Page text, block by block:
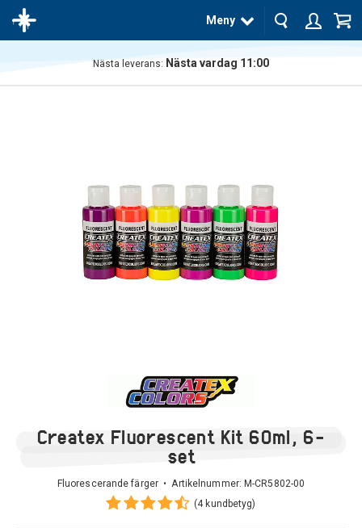
Meny
Nästa leverans: Nästa vardag 11:00
Createx Fluorescent Kit 60ml, 6-
set
Fluorescerande färger • Artikelnummer: M-CR5802-00
(4 kundbetyg)